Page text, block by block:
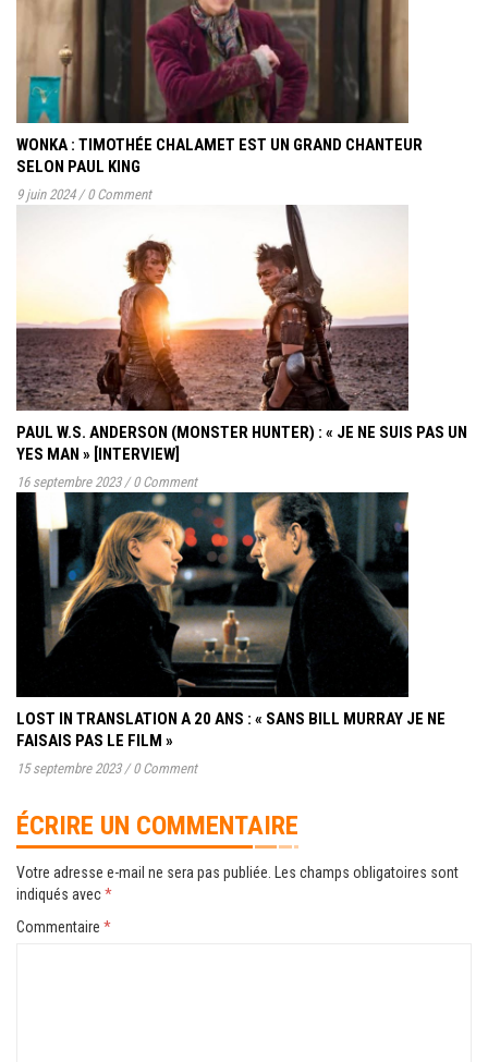
WONKA : TIMOTHÉE CHALAMET EST UN GRAND CHANTEUR
SELON PAUL KING
9 juin 2024 / 0 Comment
PAUL W.S. ANDERSON (MONSTER HUNTER) : « JE NE SUIS PAS UN
YES MAN » [INTERVIEW]
16 septembre 2023 / 0 Comment
LOST IN TRANSLATION A 20 ANS : « SANS BILL MURRAY JE NE
FAISAIS PAS LE FILM »
15 septembre 2023 / 0 Comment
ÉCRIRE UN COMMENTAIRE
Votre adresse e-mail ne sera pas publiée.
Les champs obligatoires sont
indiqués avec*
Commentaire *